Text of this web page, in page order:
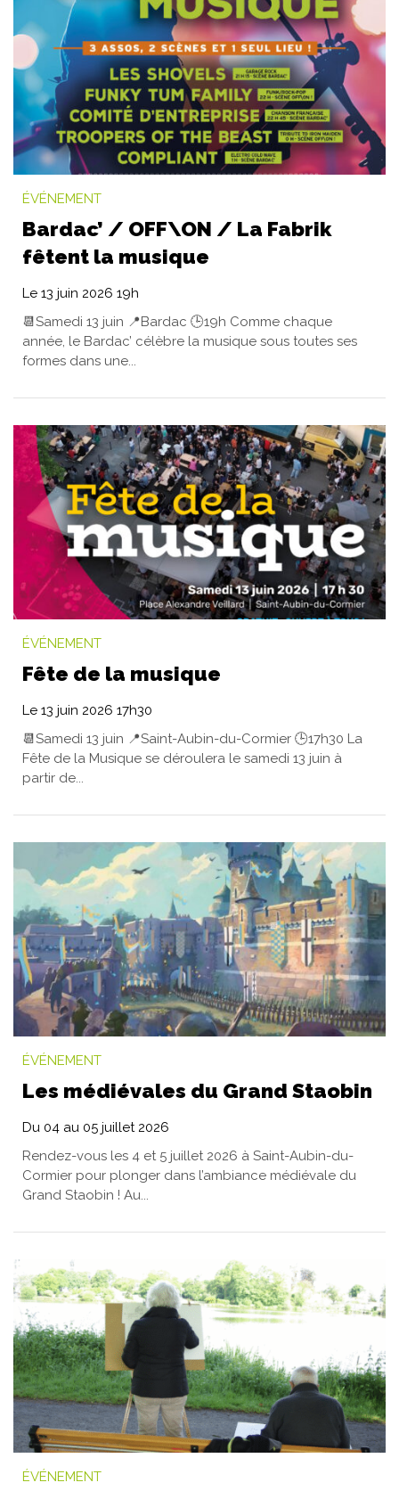
ÉVÉNEMENT
Bardac’ / OFF\ON / La Fabrik
fêtent la musique
Le 13 juin 2026 19h
📆Samedi 13 juin 📍Bardac 🕒19h Comme chaque
année, le Bardac’ célèbre la musique sous toutes ses
formes dans une...
ÉVÉNEMENT
Fête de la musique
Le 13 juin 2026 17h30
📆Samedi 13 juin 📍Saint-Aubin-du-Cormier 🕒17h30 La
Fête de la Musique se déroulera le samedi 13 juin à
partir de...
ÉVÉNEMENT
Les médiévales du Grand Staobin
Du 04 au 05 juillet 2026
Rendez-vous les 4 et 5 juillet 2026 à Saint-Aubin-du-
Cormier pour plonger dans l’ambiance médiévale du
Grand Staobin ! Au...
ÉVÉNEMENT